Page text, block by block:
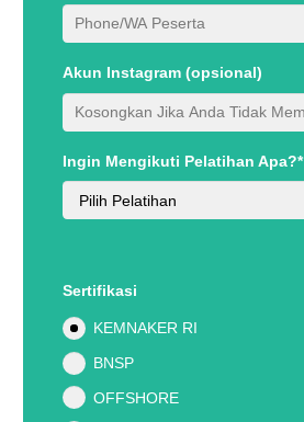
Akun Instagram (opsional)
Ingin Mengikuti Pelatihan Apa?*
Sertifikasi
KEMNAKER RI
BNSP
OFFSHORE